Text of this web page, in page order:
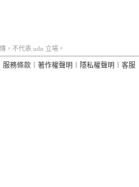
，不代表 udn 立場。
服務條款 著作權聲明 隱私權聲明 客服